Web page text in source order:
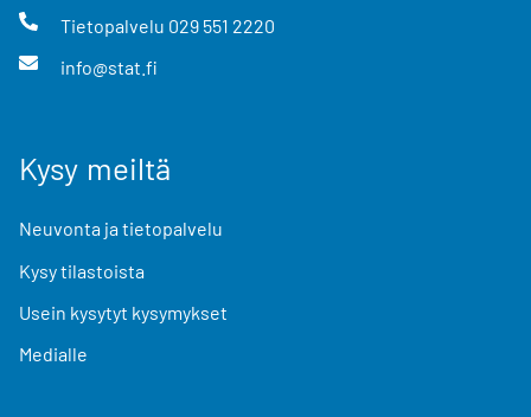
Tietopalvelu 029 551 2220
info@stat.fi
Kysy meiltä
Neuvonta ja tietopalvelu
Kysy tilastoista
Usein kysytyt kysymykset
Medialle